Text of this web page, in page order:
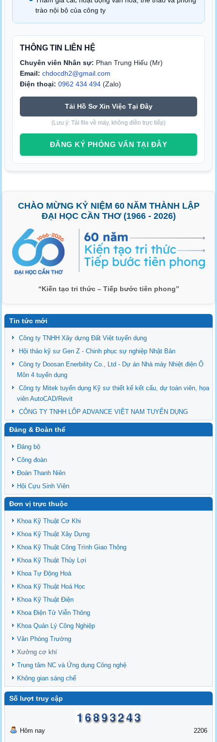
trào nội bộ của công ty
THÔNG TIN LIÊN HỆ
Chuyên viên Nhân sự: Phan Trung Hiếu (Mr)
Email: chdocdh2@gmail.com
Điện thoại: 0962 434 494 (Zalo)
Tải Hồ Sơ Xin Việc Tại Đây
(Lưu ý: Tải file về máy, không điền trực tiếp)
ĐĂNG KÝ PHỎNG VẤN TẠI ĐÂY
CHÀO MỪNG KỶ NIỆM 60 NĂM THÀNH LẬP
ĐẠI HỌC CẦN THƠ (1966 - 2026)
“Kiến tạo tri thức – Tiếp bước tiên phong”
Tin tức mới
Công ty TNHH Xây dựng Đất Việt tuyển dụng
Hội thảo kỹ sư Gen Z - Chinh phục sự nghiệp Nhật Bản
Công ty Doosan Enerbility Co., Ltd - Dự án Nhà máy Nhiệt điện Ô
Môn 4 tuyển dụng
Công ty Mitek tuyển dụng Kỹ sư thiết kế kết cấu, dự toán viên, họa
viên AutoCAD/Revit
CÔNG TY TNHH LỐP ADVANCE VIỆT NAM TUYỂN DỤNG
Đảng & Đoàn thể
Đảng bộ
Công đoàn
Đoàn Thanh Niên
Hội Cựu Sinh Viên
Đơn vị trực thuộc
Khoa Kỹ Thuật Cơ Khi
Khoa Kỹ Thuật Xây Dựng
Khoa Kỹ Thuật Công Trình Giao Thông
Khoa Kỹ Thuật Thủy Lợi
Khoa Tự Động Hoá
Khoa Kỹ Thuật Hoá Học
Khoa Kỹ Thuật Điện
Khoa Điện Tử Viễn Thông
Khoa Quản Lý Công Nghiệp
Văn Phòng Trường
Xưởng cơ khí
Trung tâm NC và Ứng dụng Công nghệ
Không gian sáng chế
Số lượt truy cập
Hôm nay 2206